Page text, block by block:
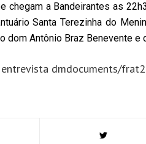
chegam a Bandeirantes as
Santa Terezinha do
dom Antônio Braz Benevente e
entrevista dmdocuments/